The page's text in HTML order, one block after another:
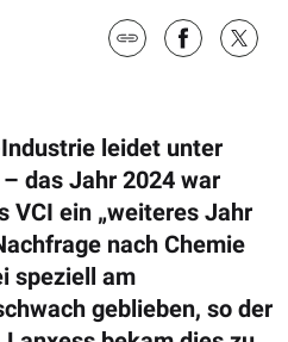
leidet unter
das Jahr 2024 war
VCI ein „weiteres Jahr
nach Chemie
speziell am
geblieben, so der